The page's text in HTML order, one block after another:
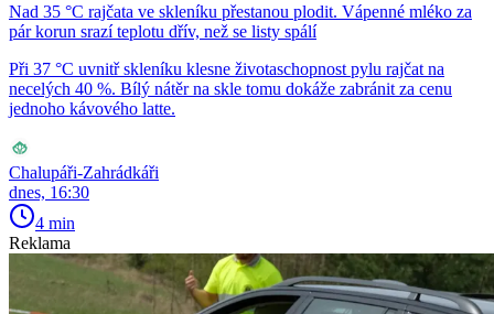
Nad 35 °C rajčata ve skleníku přestanou plodit. Vápenné mléko za
pár korun srazí teplotu dřív, než se listy spálí
Při 37 °C uvnitř skleníku klesne životaschopnost pylu rajčat na
necelých 40 %. Bílý nátěr na skle tomu dokáže zabránit za cenu
jednoho kávového latte.
Chalupáři-Zahrádkáři
dnes, 16:30
4 min
Reklama